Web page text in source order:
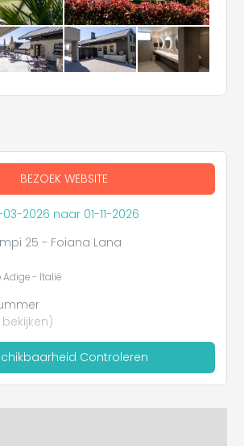
BEZOEK WEBSITE
2026 naar 01-11-2026
25 - Foiana Lana
Adige - Italië
Controleren